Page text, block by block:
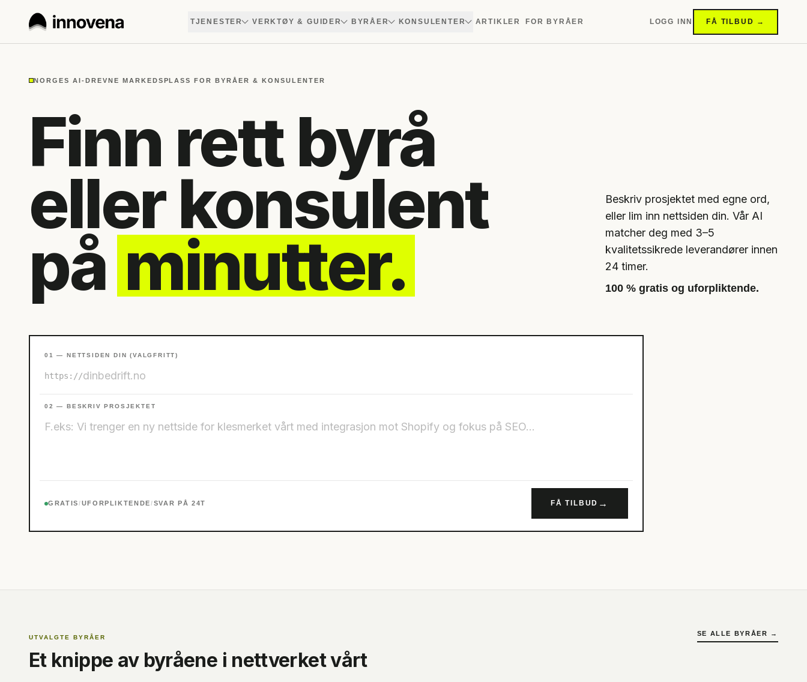
TJENESTER VERKTØY & GUIDER BYRÅER KONSULENTER ARTIKLER FOR BYRÅER LOGG INN FÅ TILBUD →
NORGES AI-DREVNE MARKEDSPLASS FOR BYRÅER & KONSULENTER
Finn rett byrå
eller konsulent
på minutter.
Beskriv prosjektet med egne ord,
eller lim inn nettsiden din. Vår AI
matcher deg med 3–5
kvalitetssikrede leverandører innen
24 timer.
100 % gratis og uforpliktende.
01 — NETTSIDEN DIN (VALGFRITT)
https://
02 — BESKRIV PROSJEKTET
GRATIS/UFORPLIKTENDE/SVAR PÅ 24T FÅ TILBUD →
UTVALGTE BYRÅER
Et knippe av byråene i nettverket vårt
SE ALLE BYRÅER →